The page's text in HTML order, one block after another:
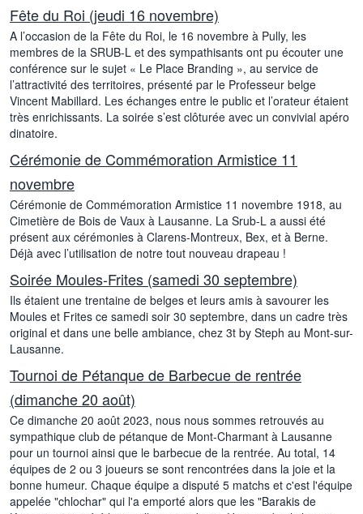
Fête du Roi (jeudi 16 novembre)
A l’occasion de la Fête du Roi, le 16 novembre à Pully, les
membres de la SRUB-L et des sympathisants ont pu écouter une
conférence sur le sujet « Le Place Branding », au service de
l’attractivité des territoires, présenté par le Professeur belge
Vincent Mabillard. Les échanges entre le public et l’orateur étaient
très enrichissants. La soirée s’est clôturée avec un convivial apéro
dinatoire.
Cérémonie de Commémoration Armistice 11
novembre
Cérémonie de Commémoration Armistice 11 novembre 1918, au
Cimetière de Bois de Vaux à Lausanne. La Srub-L a aussi été
présent aux cérémonies à Clarens-Montreux, Bex, et à Berne.
Déjà avec l’utilisation de notre tout nouveau drapeau !
Soirée Moules-Frites (samedi 30 septembre)
Ils étaient une trentaine de belges et leurs amis à savourer les
Moules et Frites ce samedi soir 30 septembre, dans un cadre très
original et dans une belle ambiance, chez 3t by Steph au Mont-sur-
Lausanne.
Tournoi de Pétanque de Barbecue de rentrée
(dimanche 20 août)
Ce dimanche 20 août 2023, nous nous sommes retrouvés au
sympathique club de pétanque de Mont-Charmant à Lausanne
pour un tournoi ainsi que le barbecue de la rentrée. Au total, 14
équipes de 2 ou 3 joueurs se sont rencontrées dans la joie et la
bonne humeur. Chaque équipe a disputé 5 matchs et c'est l'équipe
appelée "chlochar" qui l'a emporté alors que les "Barakis de